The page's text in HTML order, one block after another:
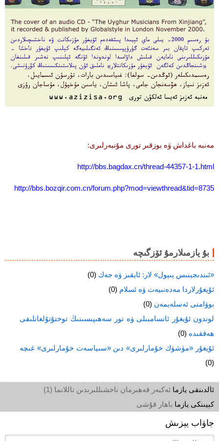
مەنبە باغداش ۋە بوزقىر تورى مۇنبەرلىرى:
http://bbs.bagdax.cn/thread-44357-1-1.html
http://bbs.bozqir.com.cn/forum.php?mod=viewthread&tid=8735
بۇ يازمىلارمۇ ئۆزگىچە
«ئىندىجېنىس پىپول» لار: ئايقىز ۋە جەك (0)
ئۇيغۇرلاردا مەدەنىيەت ۋە ئسلام (0)
بوۋامنى ئەسلەيمەن (0)
لوندون ئۇيغۇر ئانسامبىلى ۋە تور سەھىپىسىنىڭ توختۇتۇلغانلىقى
ھەققىدە (0)
ئۇيغۇر «مۈشۈك خۇمارلىرى» دىن «سىياسەت خۇمارلىرى» غىچە
(0)
ئالدىنقى يازما ئەكبەر قەھىرمان ناخشىللىرىدىن تاللانما (1)
كېيىنكى يازما باھار قۇشى
جاۋاب يېزىش